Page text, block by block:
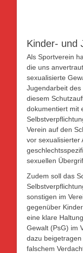
Kinder- und
Als Sportverein
die uns
sexualisierte
Jugendarbeit
diesem
dokumentiert mit
Verein auf den
vor sexualisierter
sexuellen
Zudem soll das
sonstigen im
gegenüber
eine klare
Gewalt (PsG) im
dazu
falschem